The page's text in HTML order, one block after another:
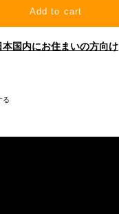
Add to cart
本国内にお住まいの方向け
る